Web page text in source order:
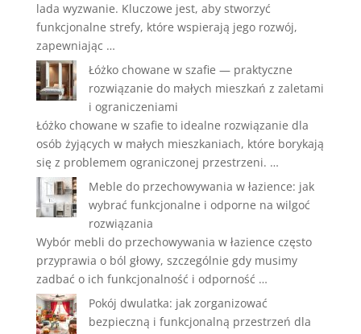
lada wyzwanie. Kluczowe jest, aby stworzyć
funkcjonalne strefy, które wspierają jego rozwój,
zapewniając …
Łóżko chowane w szafie — praktyczne
rozwiązanie do małych mieszkań z zaletami
i ograniczeniami
Łóżko chowane w szafie to idealne rozwiązanie dla
osób żyjących w małych mieszkaniach, które borykają
się z problemem ograniczonej przestrzeni. …
Meble do przechowywania w łazience: jak
wybrać funkcjonalne i odporne na wilgoć
rozwiązania
Wybór mebli do przechowywania w łazience często
przyprawia o ból głowy, szczególnie gdy musimy
zadbać o ich funkcjonalność i odporność …
Pokój dwulatka: jak zorganizować
bezpieczną i funkcjonalną przestrzeń dla